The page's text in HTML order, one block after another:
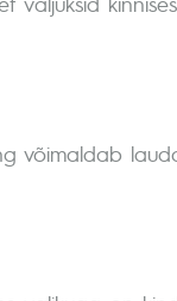
võimaldab